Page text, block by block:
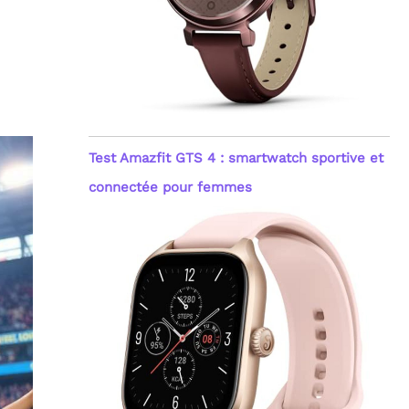
Test Amazfit GTS 4 : smartwatch sportive et
connectée pour femmes